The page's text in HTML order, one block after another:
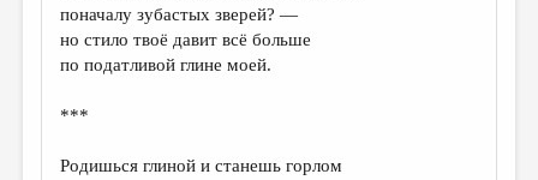
ОБЪЯВЛЕНИЯ
РЕДКОЛЛЕГИЯ
ОТ РЕДАКЦИИ
поначалу зубастых зверей? —
но стило твоё давит всё больше
по податливой глине моей.
***
Родишься глиной и станешь горлом